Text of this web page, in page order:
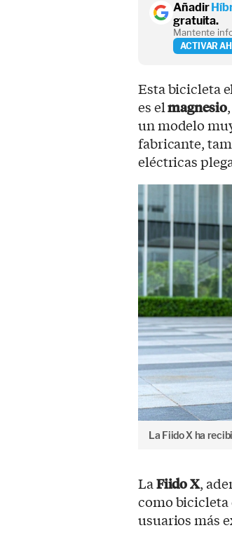
Añadir
gratuita.
Mantente
ACTIVAR
Esta bicicleta
es elmagnesio
un modelo
fabricante,
eléctricas
La Fiido X ha
LaFiido X,
como bicicleta
usuarios más